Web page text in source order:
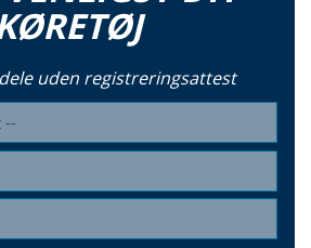
uden registreringsattest